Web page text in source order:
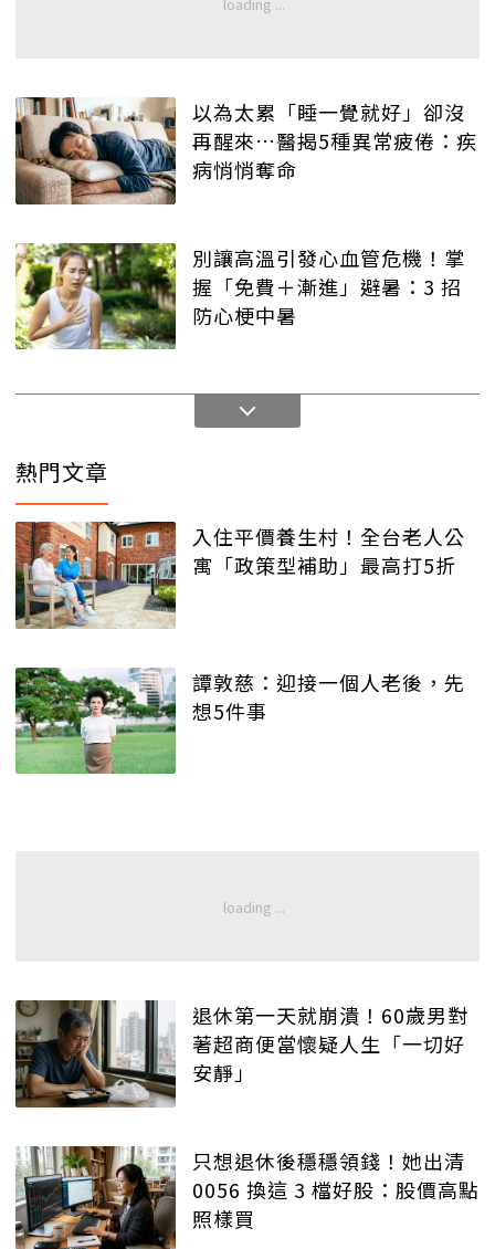
以為太累「睡一覺就好」卻沒
再醒來…醫揭5種異常疲倦：疾
病悄悄奪命
別讓高溫引發心血管危機！掌
握「免費＋漸進」避暑：3 招
防心梗中暑
熱門文章
入住平價養生村！全台老人公
寓「政策型補助」最高打5折
譚敦慈：迎接一個人老後，先
想5件事
退休第一天就崩潰！60歲男對
著超商便當懷疑人生「一切好
安靜」
只想退休後穩穩領錢！她出清
0056 換這 3 檔好股：股價高點
照樣買